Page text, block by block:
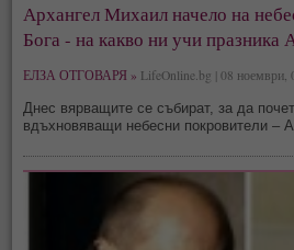
Архангел Михаил начело на
Бога - на какво ни учи празника
ЕЛЗА ОТГОВАРЯ » LifeOnline.bg | 08 ноември,
Днес вярващите се събират, за да
вдъхновяващи небесни покровители –